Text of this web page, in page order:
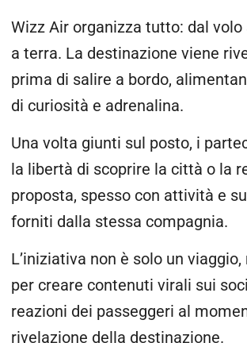
Wizz Air organizza tutto: dal volo
a terra. La destinazione viene
prima di salire a bordo,
di curiosità e adrenalina.
Una volta giunti sul posto, i
la libertà di scoprire la città o la
proposta, spesso con attività e
forniti dalla stessa compagnia.
L’iniziativa non è solo un
per creare contenuti virali sui
reazioni dei passeggeri al
rivelazione della destinazione.